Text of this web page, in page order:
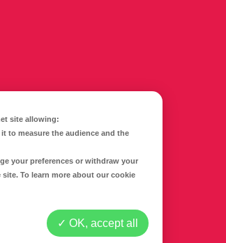
légales
de confidentialité
site allowing:
to measure the audience and the
your preferences or withdraw your
To learn more about our cookie
OK, accept all